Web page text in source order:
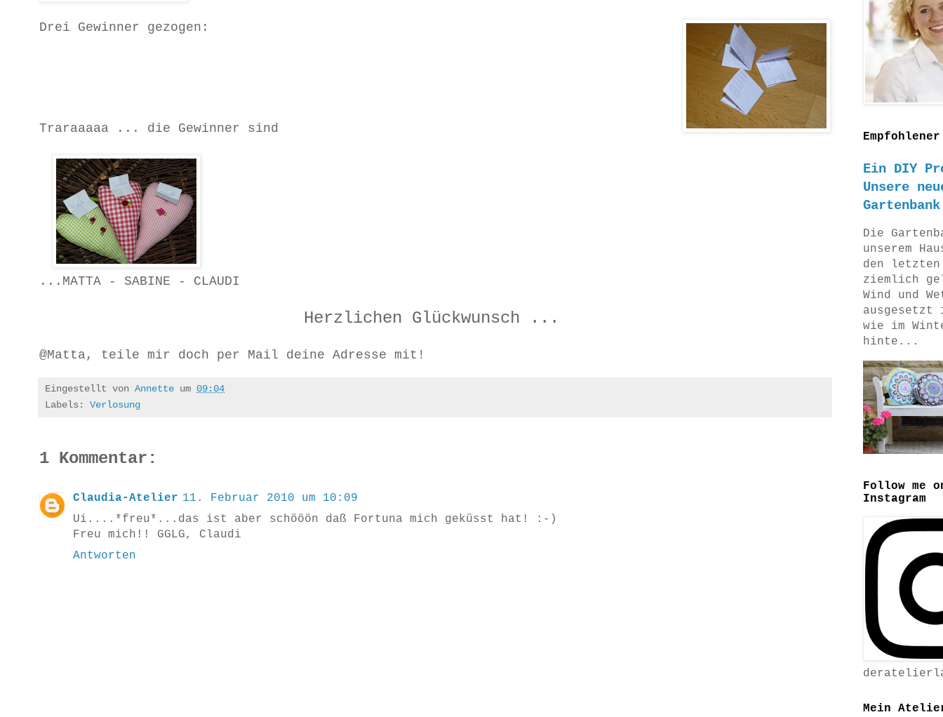
Drei Gewinner gezogen:
Traraaaaa ... die Gewinner sind
...MATTA - SABINE - CLAUDI
Herzlichen Glückwunsch ...
@Matta, teile mir doch per Mail deine Adresse mit!
Eingestellt von Annette um 09:04
Labels: Verlosung
1 Kommentar:
Claudia-Atelier 11. Februar 2010 um 10:09
Ui....*freu*...das ist aber schööön daß Fortuna mich geküsst hat! :-)
Freu mich!! GGLG, Claudi
Antworten
Ein DIY
Unsere
Die
unserem
den letzten
ziemlich
Wind und
ausgesetzt
wie im
hinte...
Follow me
Instagram
Mein